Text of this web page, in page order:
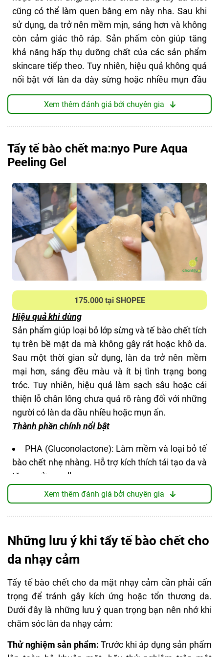
có nhiều mụn viêm, cảm giác chà xát có thể gây
khó chịu.
ĐIỂM TỐT
Làm sạch nhẹ nhàng, không đau rát
Dạng gel lỏng, không có hạt, mềm mướt
Thành phần an toàn, 100% từ thiên nhiên
THIẾU SÓT
Mùi nồng, khá khó chịu
Hơi dính khi rửa lại với nước
PHÙ HỢP CHO
Mọi loại da, cả da mụn, da nhạy cảm
CHẤM ĐIỂM
7/10
cũng có thể làm quen bằng em này nha. Sau khi
sử dụng, da trở nên mềm mịn, sáng hơn và không
còn cảm giác thô ráp. Sản phẩm còn giúp tăng
khả năng hấp thụ dưỡng chất của các sản phẩm
skincare tiếp theo. Tuy nhiên, hiệu quả không quá
nổi bật với làn da dày sừng hoặc nhiều mụn đầu
đen, cần kiên trì sử dụng mới thấy rõ cải thiện.
Thành phần chính nổi bật
Các hoạt chất nhóm AHA đứng đầu bảng giúp
làm sạch, loại bỏ tế bào chết nhưng không gây
khô da
Chiết xuất sữa ong chúa: Giàu dưỡng chất, giúp
nuôi dưỡng da mềm mịn, hỗ trợ tái tạo làn da tươi
trẻ.
Bio-Energy Complex™: Công thức độc quyền
giúp tăng cường khả năng hấp thụ dưỡng chất,
mang lại hiệu quả làm sáng và phục hồi da.
=>Thành phần không chứa hạt vật lý hay chất gây
kích ứng mạnh, phù hợp với cả làn da nhạy cảm.
Tuy nhiên, hiệu quả dưỡng ẩm chưa thật sự tối ưu,
nên cần kết hợp thêm kem dưỡng sau khi sử
dụng.
Kết cấu, cảm nhận khi dùng
Sản phẩm có kết cấu dạng gel đục, dễ tán đều
trên da mà không gây ma sát mạnh. Khi massage,
gel cuốn đi lớp tế bào chết tạo thành các hạt vón
nhỏ, mang lại cảm giác sạch sẽ nhưng không làm
da bị khô căng. Mà mình không thích mùi của em
này lắm, kiểu khó chịu sao á.
ĐIỂM TỐT
Loại bỏ da chết ổn, sau khi dùng xong mềm
Lâu dài thấy da mịn hơn
Thành phần giàu dưỡng chất, an toàn
THIẾU SÓT
Mùi sản phẩm khá khó chịu
PHÙ HỢP CHO
Mọi loại da, nhất là da khô nhạy cảm
Xem thêm đánh giá bởi chuyên gia
Tẩy tế bào chết ma:nyo Pure Aqua
Peeling Gel
175.000 tại SHOPEE
Hiệu quả khi dùng
Sản phẩm giúp loại bỏ lớp sừng và tế bào chết tích
tụ trên bề mặt da mà không gây rát hoặc khô da.
Sau một thời gian sử dụng, làn da trở nên mềm
mại hơn, sáng đều màu và ít bị tình trạng bong
tróc. Tuy nhiên, hiệu quả làm sạch sâu hoặc cải
thiện lỗ chân lông chưa quá rõ ràng đối với những
người có làn da dầu nhiều hoặc mụn ẩn.
Thành phần chính nổi bật
PHA (Gluconolactone): Làm mềm và loại bỏ tế
bào chết nhẹ nhàng. Hỗ trợ kích thích tái tạo da và
tăng cường collagen.
Hydrolyzed Hyaluronic Acid: Giữ nước và cung
cấp độ ẩm sâu. Giảm kích ứng, làm dịu da trong
quá trình tẩy tế bào chết.
citric tự nhiên giúp loại bỏ tế bào chết hiệu quả.
Làm sáng da, đều màu da.
từ rễ Coptis Japonica, giúp hạn chế tình trạng kích
ứng sau khi sử dụng.
Kết cấu, cảm nhận khi dùng
nhàng, không hạt, tạo cảm giác êm dịu khi
Xem thêm đánh giá bởi chuyên gia
Những lưu ý khi tẩy tế bào chết cho
da nhạy cảm
Tẩy tế bào chết cho da mặt nhạy cảm cần phải cẩn
trọng để tránh gây kích ứng hoặc tổn thương da.
Dưới đây là những lưu ý quan trọng bạn nên nhớ khi
chăm sóc làn da nhạy cảm:
Thử nghiệm sản phẩm: Trước khi áp dụng sản phẩm